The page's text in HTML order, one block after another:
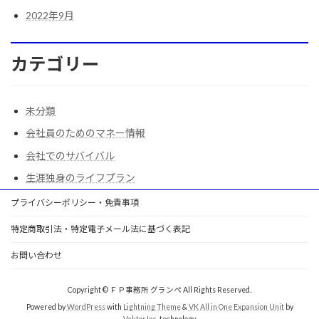
2022年9月
カテゴリー
未分類
会社員のためのマネー情報
会社でのサバイバル
生涯独身のライフプラン
プライバシーポリシー・免責事項
特定商取引法・特定電子メール法に基づく表記
お問い合わせ
Copyright © ＦＰ事務所 グランぺ All Rights Reserved.
Powered byWordPresswith Lightning Theme& VK All in One Expansion Unitby